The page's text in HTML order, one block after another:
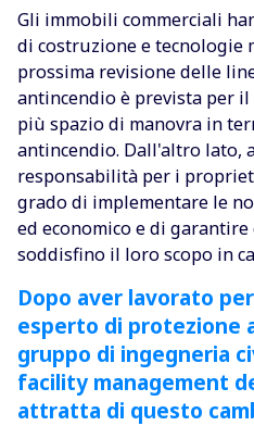
Gli immobili commerciali
di costruzione e tecnologie
prossima revisione delle
antincendio è prevista per il
più spazio di manovra in
antincendio. Dall'altro lato,
responsabilità per i
grado di implementare le
ed economico e di
soddisfino il loro scopo in
Dopo aver lavorato
esperto di protezione
gruppo di ingegneria
facility management
attratta di questo